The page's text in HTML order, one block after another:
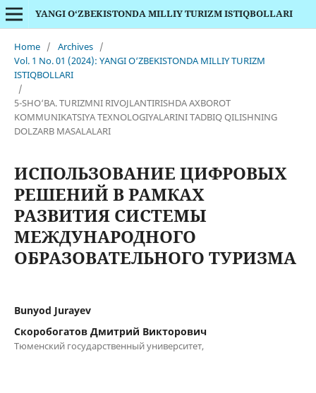
YANGI O‘ZBEKISTONDA MILLIY TURIZM ISTIQBOLLARI
Home / Archives /
Vol. 1 No. 01 (2024): YANGI O‘ZBEKISTONDA MILLIY TURIZM
ISTIQBOLLARI
/
5-SHO‘BA. TURIZMNI RIVOJLANTIRISHDA AXBOROT
KOMMUNIKATSIYA TEXNOLOGIYALARINI TADBIQ QILISHNING
DOLZARB MASALALARI
ИСПОЛЬЗОВАНИЕ ЦИФРОВЫХ
РЕШЕНИЙ В РАМКАХ
РАЗВИТИЯ СИСТЕМЫ
МЕЖДУНАРОДНОГО
ОБРАЗОВАТЕЛЬНОГО ТУРИЗМА
Bunyod Jurayev
Скоробогатов Дмитрий Викторович
Тюменский государственный университет,